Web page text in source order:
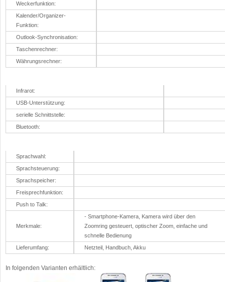
Weckerfunktion:
Kalender/Organizer-
Funktion:
Outlook-Synchronisation:
Taschenrechner:
Währungsrechner:
Infrarot:
USB-Unterstützung:
serielle Schnittstelle:
Bluetooth:
Sprachwahl:
Sprachsteuerung:
Sprachspeicher:
Freisprechfunktion:
Push to Talk:
Merkmale:
- Smartphone-Kamera, Kamera wird über den
Zoomring gesteuert, optischer Zoom, einfache und
schnelle Bedienung
Lieferumfang:
Netzteil, Handbuch, Akku
In folgenden Varianten erhältlich: